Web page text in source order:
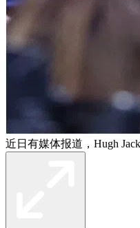
近日有媒体报道，Hugh